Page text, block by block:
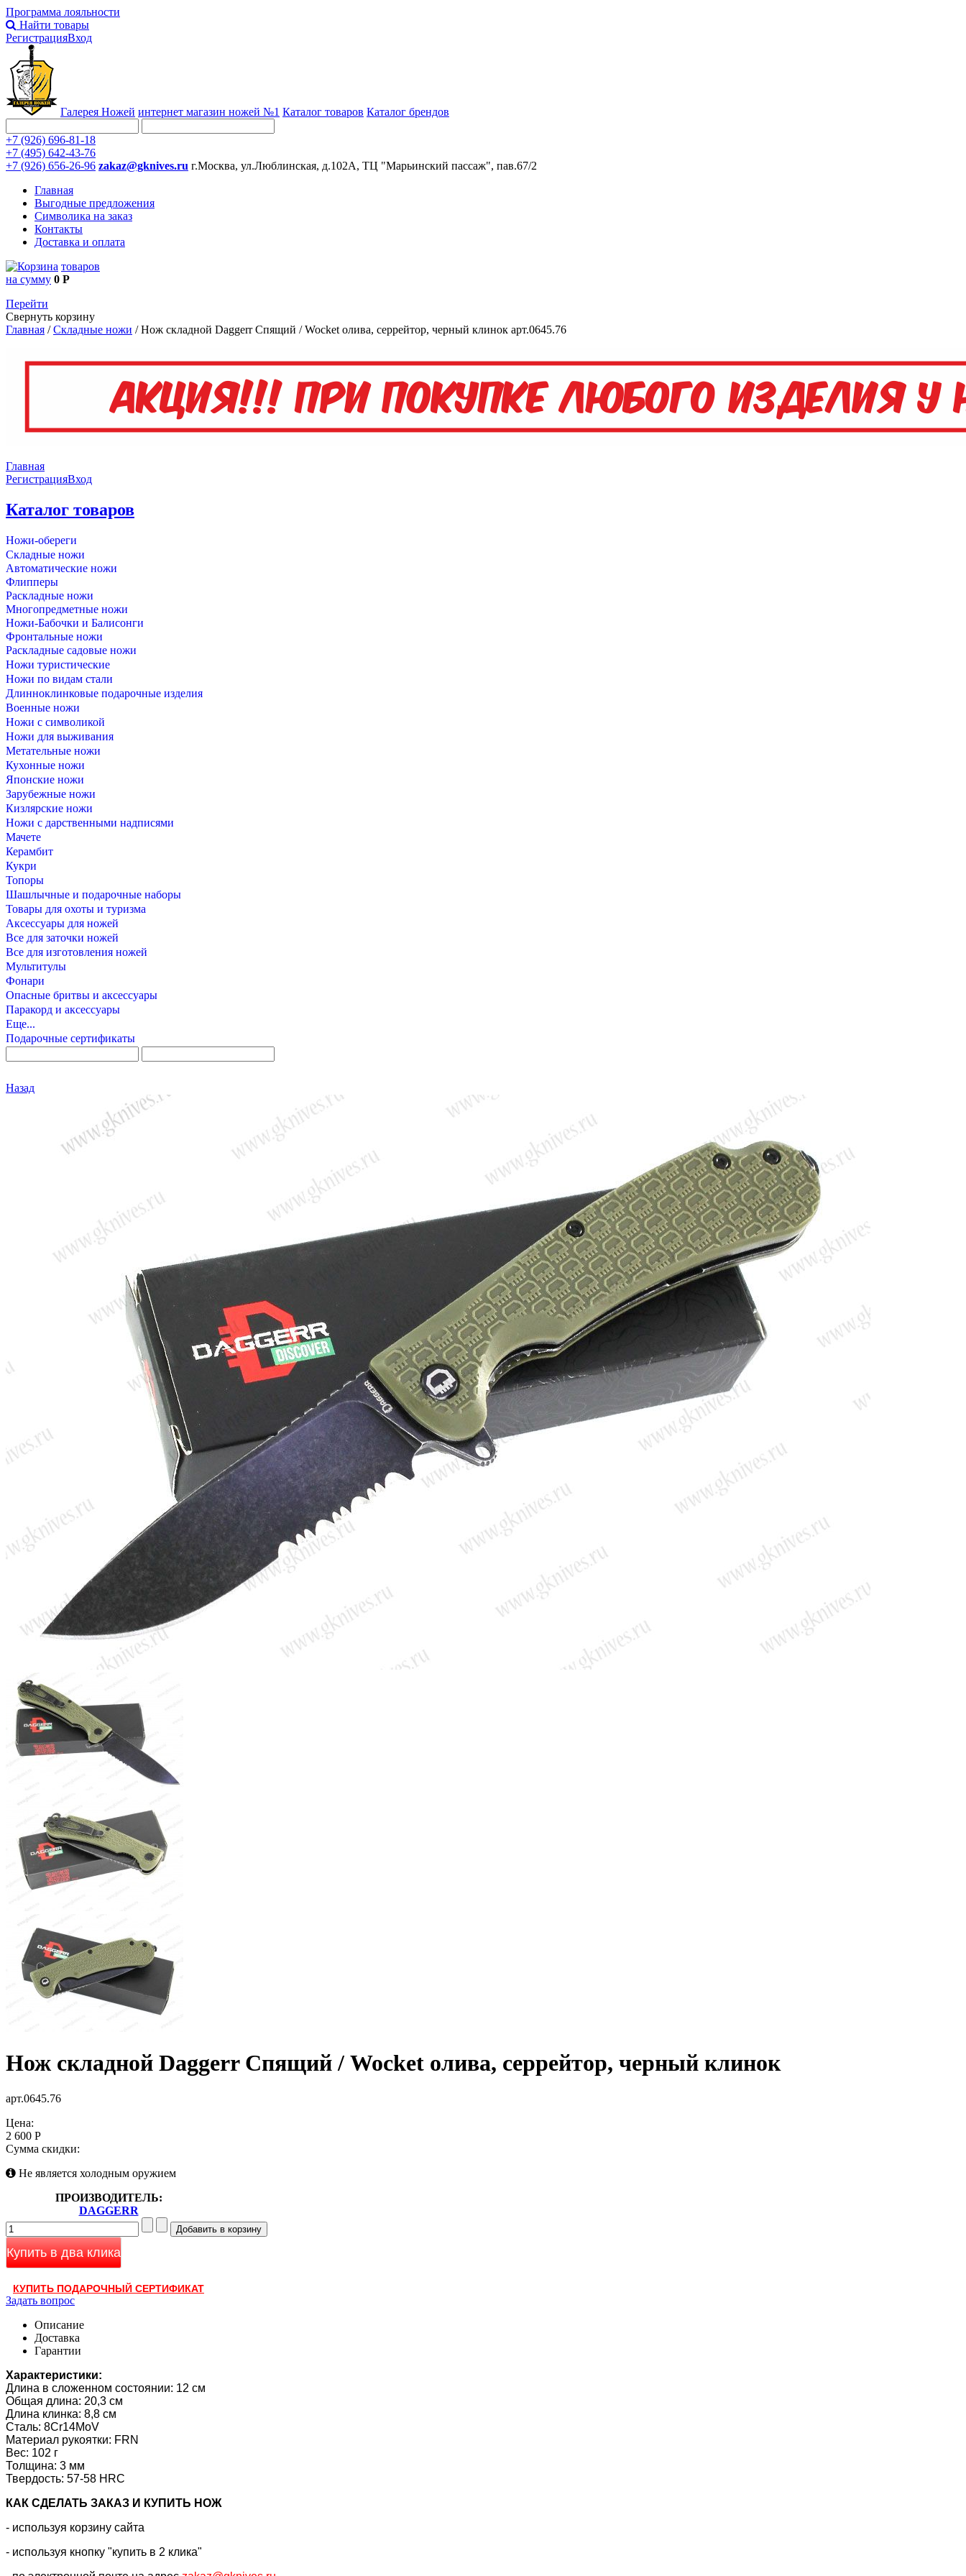
Программа лояльности
Найти товары
РегистрацияВход
Галерея Ножей интернет магазин ножей №1 Каталог товаров Каталог брендов
+7 (926) 696-81-18
+7 (495) 642-43-76
+7 (926) 656-26-96 zakaz@gknives.ru г.Москва, ул.Люблинская, д.102А, ТЦ "Марьинский пассаж", пав.67/2
Главная
Выгодные предложения
Символика на заказ
Контакты
Доставка и оплата
товаров
на сумму 0 Р
Перейти
Свернуть корзину
Главная /Складные ножи /Нож складной Daggerr Спящий / Wocket олива, серрейтор, черный клинок арт.0645.76
Главная
РегистрацияВход
Каталог товаров
Ножи-обереги
Складные ножи
Автоматические ножи
Флипперы
Раскладные ножи
Многопредметные ножи
Ножи-Бабочки и Балисонги
Фронтальные ножи
Раскладные садовые ножи
Ножи туристические
Ножи по видам стали
Длинноклинковые подарочные изделия
Военные ножи
Ножи с символикой
Ножи для выживания
Метательные ножи
Кухонные ножи
Японские ножи
Зарубежные ножи
Кизлярские ножи
Ножи с дарственными надписями
Мачете
Керамбит
Кукри
Топоры
Шашлычные и подарочные наборы
Товары для охоты и туризма
Аксессуары для ножей
Все для заточки ножей
Все для изготовления ножей
Мультитулы
Фонари
Опасные бритвы и аксессуары
Паракорд и аксессуары
Еще...
Подарочные сертификаты
Назад
Нож складной Daggerr Спящий / Wocket олива, серрейтор, черный клинок
арт.0645.76
Цена:
2 600 Р
Сумма скидки:
Не является холодным оружием
ПРОИЗВОДИТЕЛЬ:
DAGGERR
Купить в два клика
КУПИТЬ ПОДАРОЧНЫЙ СЕРТИФИКАТ
Задать вопрос
Описание
Доставка
Гарантии
Характеристики:
Длина в сложенном состоянии: 12 см
Общая длина: 20,3 см
Длина клинка: 8,8 см
Сталь: 8Cr14MoV
Материал рукоятки: FRN
Вес: 102 г
Толщина: 3 мм
Твердость: 57-58 HRC
КАК CДЕЛАТЬ ЗАКАЗ И КУПИТЬ НОЖ
- используя корзину сайта
- используя кнопку "купить в 2 клика"